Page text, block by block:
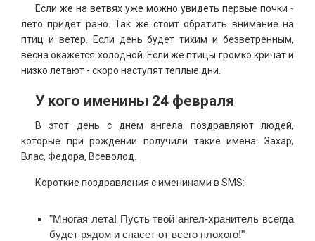
Если же на ветвях уже можно увидеть первые почки -
лето придет рано. Так же стоит обратить внимание на
птиц и ветер. Если день будет тихим и безветренным,
весна окажется холодной. Если же птицы громко кричат и
низко летают - скоро наступят теплые дни.
У кого именины 24 февраля
В этот день с днем ангела поздравляют людей,
которые при рождении получили такие имена: Захар,
Влас, Федора, Всеволод.
Короткие поздравления с именинами в SMS:
"Многая лета! Пусть твой ангел-хранитель всегда
будет рядом и спасет от всего плохого!"